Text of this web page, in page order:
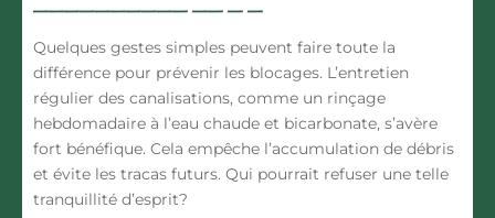
Quelques gestes simples peuvent faire toute la
différence pour prévenir les blocages. L’entretien
régulier des canalisations, comme un rinçage
hebdomadaire à l’eau chaude et bicarbonate, s’avère
fort bénéfique. Cela empêche l’accumulation de débris
et évite les tracas futurs. Qui pourrait refuser une telle
tranquillité d’esprit?